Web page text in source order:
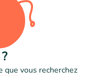
que vous recherchez